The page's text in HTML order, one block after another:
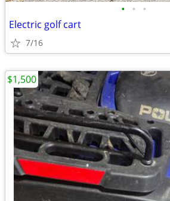
• • •
Electric golf cart
7/16
$1,500